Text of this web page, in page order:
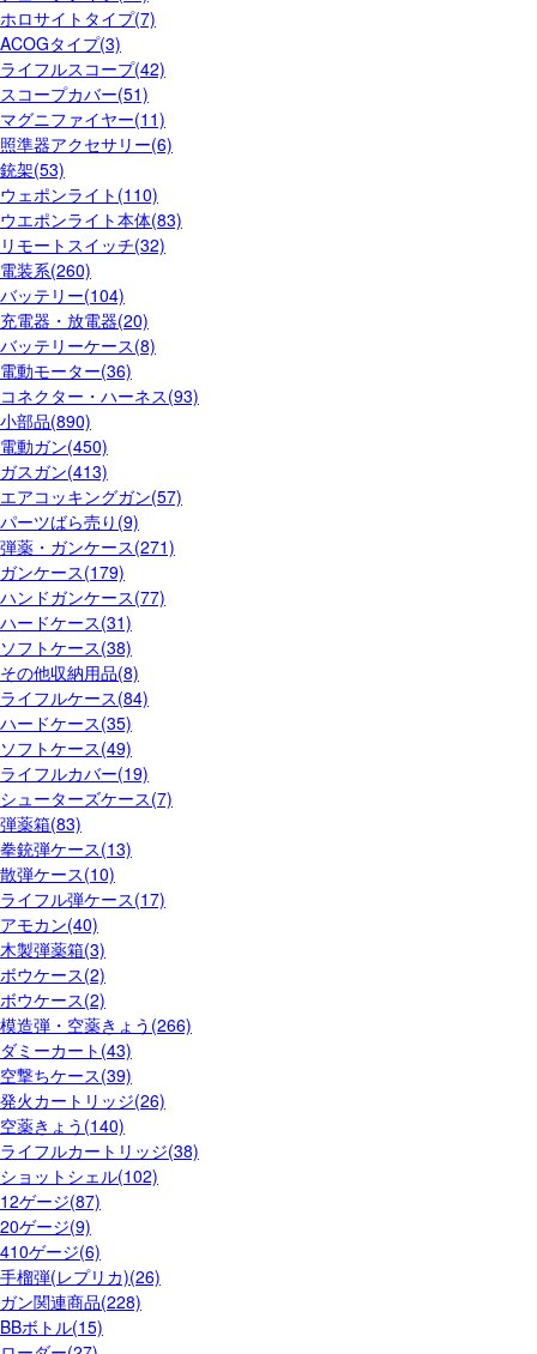
ホロサイトタイプ(7)
ACOGタイプ(3)
ライフルスコープ(42)
スコープカバー(51)
マグニファイヤー(11)
照準器アクセサリー(6)
銃架(53)
ウェポンライト(110)
ウエポンライト本体(83)
リモートスイッチ(32)
電装系(260)
バッテリー(104)
充電器・放電器(20)
バッテリーケース(8)
電動モーター(36)
コネクター・ハーネス(93)
小部品(890)
電動ガン(450)
ガスガン(413)
エアコッキングガン(57)
パーツばら売り(9)
弾薬・ガンケース(271)
ガンケース(179)
ハンドガンケース(77)
ハードケース(31)
ソフトケース(38)
その他収納用品(8)
ライフルケース(84)
ハードケース(35)
ソフトケース(49)
ライフルカバー(19)
シューターズケース(7)
弾薬箱(83)
拳銃弾ケース(13)
散弾ケース(10)
ライフル弾ケース(17)
アモカン(40)
木製弾薬箱(3)
ボウケース(2)
ボウケース(2)
模造弾・空薬きょう(266)
ダミーカート(43)
空撃ちケース(39)
発火カートリッジ(26)
空薬きょう(140)
ライフルカートリッジ(38)
ショットシェル(102)
12ゲージ(87)
20ゲージ(9)
410ゲージ(6)
手榴弾(レプリカ)(26)
ガン関連商品(228)
BBボトル(15)